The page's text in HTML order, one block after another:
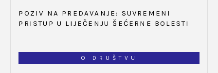
BISTRICI, OD 15. DO 17. SVIBNJA
POZIV NA PREDAVANJE: SUVREMENI
PRISTUP U LIJEČENJU ŠEĆERNE BOLESTI
O DRUŠTVU